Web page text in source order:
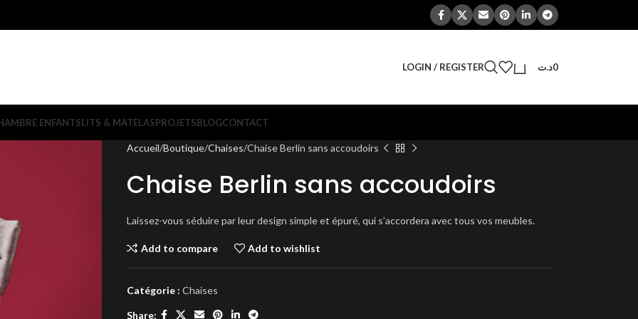
LOGIN / REGISTER 0د.ت
ENFANTSLITS & MATELASPROJETSBLOGCONTACT
Accueil Boutique Chaises Chaise Berlin sans accoudoirs
Chaise Berlin sans accoudoirs
Laissez-vous séduire par leur design simple et épuré, qui s’accordera avec tous vos meubles.
Add to compare Add to wishlist
Catégorie : Chaises
Share: